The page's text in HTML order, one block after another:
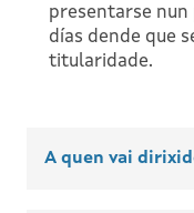
presentarse nun
días dende que
titularidade.
A quen vai